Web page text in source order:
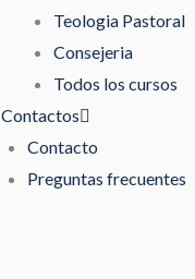
Teologia Pastoral
Consejeria
Todos los cursos
Contactos
Contacto
Preguntas frecuentes